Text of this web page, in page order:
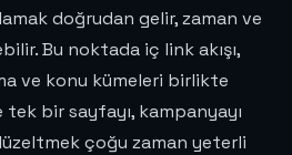
doğrudan gelir, zaman ve
Bu noktada iç link akışı,
ve konu kümeleri birlikte
bir sayfayı, kampanyayı
çoğu zaman yeterli